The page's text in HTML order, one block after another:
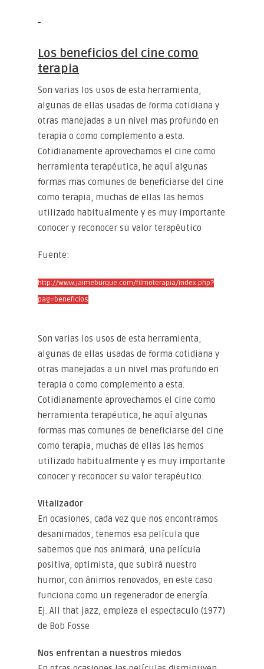
Los beneficios del cine como
terapia
Son varias los usos de esta herramienta,
algunas de ellas usadas de forma cotidiana y
otras manejadas a un nivel mas profundo en
terapia o como complemento a esta.
Cotidianamente aprovechamos el cine como
herramienta terapéutica, he aquí algunas
formas mas comunes de beneficiarse del cine
como terapia, muchas de ellas las hemos
utilizado habitualmente y es muy importante
conocer y reconocer su valor terapéutico
Fuente:
http://www.jaimeburque.com/filmoterapia/index.php?
pag=beneficios
Son varias los usos de esta herramienta,
algunas de ellas usadas de forma cotidiana y
otras manejadas a un nivel mas profundo en
terapia o como complemento a esta.
Cotidianamente aprovechamos el cine como
herramienta terapéutica, he aquí algunas
formas mas comunes de beneficiarse del cine
como terapia, muchas de ellas las hemos
utilizado habitualmente y es muy importante
conocer y reconocer su valor terapéutico:
Vitalizador
En ocasiones, cada vez que nos encontramos
desanimados, tenemos esa película que
sabemos que nos animará, una película
positiva, optimista, que subirá nuestro
humor, con ánimos renovados, en este caso
funciona como un regenerador de energía.
Ej. All that jazz, empieza el espectaculo (1977)
de Bob Fosse
Nos enfrentan a nuestros miedos